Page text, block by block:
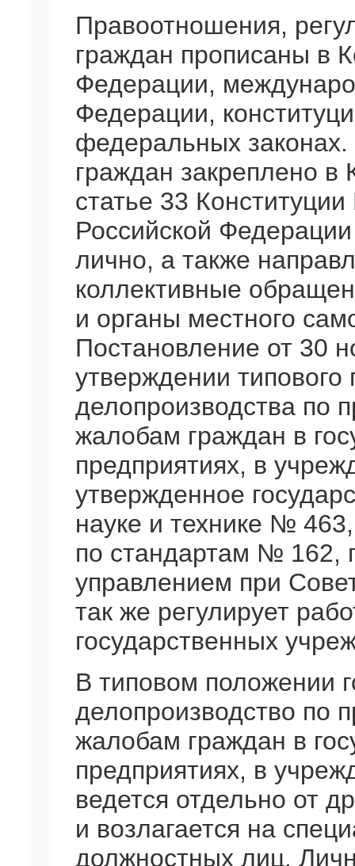
Правоотношения,
граждан прописаны в
Федерации,
Федерации,
федеральных
граждан закреплено в
статье 33
Российской
лично, а также
коллективные
и органы местного
Постановление от 30
утверждении
делопроизводства по
жалобам граждан в
предприятиях, в
утвержденное
науке и технике №
по стандартам № 162,
управлением при
так же регулирует
государственных
В типовом положении
делопроизводство по
жалобам граждан в
предприятиях, в
ведется отдельно от
и возлагается на
должностных лиц.